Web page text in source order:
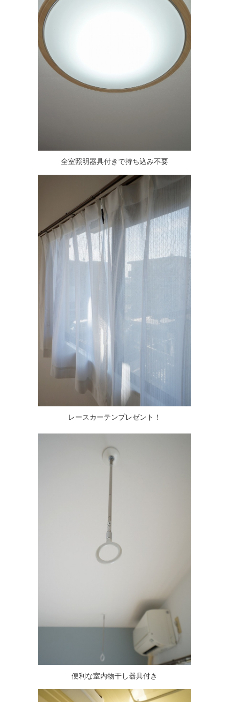
全室照明器具付きで持ち込み不要
レースカーテンプレゼント！
便利な室内物干し器具付き